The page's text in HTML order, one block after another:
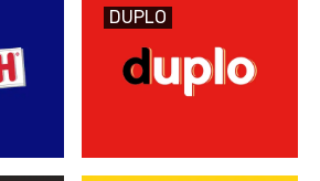
DUPLO